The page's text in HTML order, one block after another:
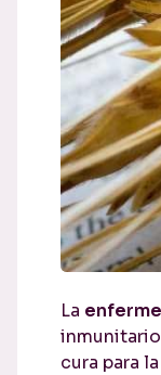
La
cura para